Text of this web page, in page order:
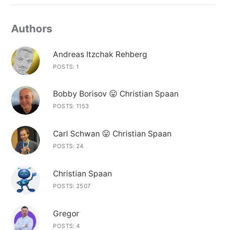
Authors
Andreas Itzchak Rehberg
POSTS: 1
Bobby Borisov 😛 Christian Spaan
POSTS: 1153
Carl Schwan 😛 Christian Spaan
POSTS: 24
Christian Spaan
POSTS: 2507
Gregor
POSTS: 4